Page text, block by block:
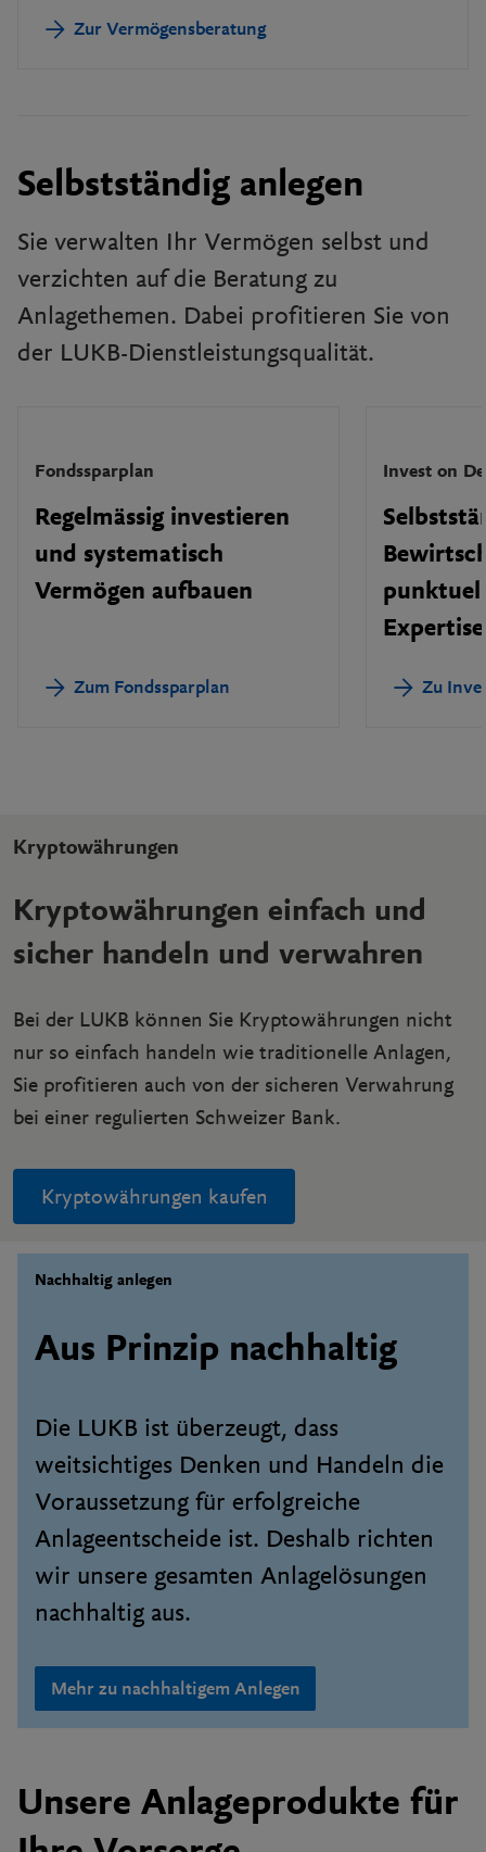
Zur Vermögensberatung
Selbstständig anlegen
Sie verwalten Ihr Vermögen selbst und
verzichten auf die Beratung zu
Anlagethemen. Dabei profitieren Sie von
der LUKB-Dienstleistungsqualität.
Fondssparplan
Regelmässig investieren
und systematisch
Vermögen aufbauen
Zum Fondssparplan
Invest on
Zu
Kryptowährungen
Kryptowährungen einfach und
sicher handeln und verwahren
Bei der LUKB können Sie Kryptowährungen nicht
nur so einfach handeln wie traditionelle Anlagen,
Sie profitieren auch von der sicheren Verwahrung
bei einer regulierten Schweizer Bank.
Kryptowährungen kaufen
Nachhaltig anlegen
Aus Prinzip nachhaltig
Die LUKB ist überzeugt, dass
weitsichtiges Denken und Handeln die
Voraussetzung für erfolgreiche
Anlageentscheide ist. Deshalb richten
wir unsere gesamten Anlagelösungen
nachhaltig aus.
Mehr zu nachhaltigem Anlegen
Unsere Anlageprodukte für